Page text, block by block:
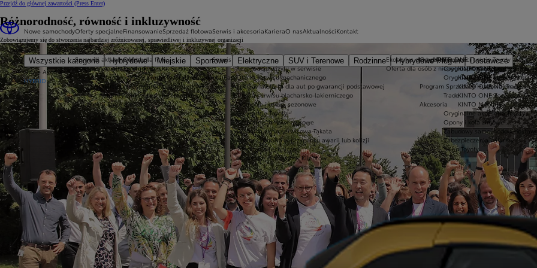
Przejdź do głównej zawartości (Press Enter)
Nowe samochody
Wszystkie kategorie Hybrydowe Miejskie Sportowe Elektryczne SUV i Terenowe Rodzinne Hybrydowe Plug-in
Dostawcze
Nowe Aygo X
HYBRID
Oferty specjalne
Sprawdź aktualne oferty
Aktualne promocje
Samochody dostawcze Toyota Professional
Oferta biznesowa
Auta używane
Rok potęgi 8 premier
Ekobonus dla hybryd Toyoty
Oferta dla osób z niepełnosprawnościami
Finansowanie
Oferta dla firm
Toyota Financial Services
Kredyt niższych rat Toyota Easy
Kredyt standardowy
Leasing standardowy
KINTO ONE
KINTO ONE Leasing
KINTO ONE Leasing
KINTO ONE Najem
KINTO ONE Zarządzanie
KINTO Mobility
Sprzedaż flotowaSerwis i akcesoria
Serwis
Rezerwacja wizyty w serwisie
Oferta serwisu mechanicznego
Specjalna oferta dla aut po gwarancji podstawowej
Oferta serwisu blacharsko-lakierniczego
Promocje i usługi sezonowe
Gwarancje Toyoty
Bezpłatne akcje serwisowe
Globalna akcja serwisowa Takata
Pomoc drogowa w przypadku awarii lub kolizji
Informacje techniczne
Innowacje dla wygody Klientów
Oryginalne części i oleje Toyoty
Oryginalne części
Oryginalne oleje
Program Sprzedaży Hurtowej Trade
Trade
Akcesoria
Oryginalne akcesoria Toyoty
Opony i koła zimowe
Zabudowy samochodów
Zabezpieczenia i alarmy
Sklep Toyoty
KarieraO nasAktualnościKontakt
Różnorodność, równość i inkluzywność
Zobowiązujemy się do stworzenia najbardziej zróżnicowanej, sprawiedliwej i inkluzywnej organizacji